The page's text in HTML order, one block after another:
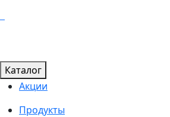
Каталог
Акции
Продукты